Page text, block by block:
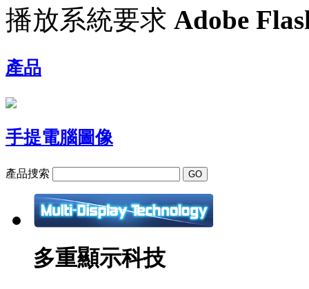
播放系統要求 Adobe
產品
手提電腦圖像
產品捜索
多重顯示科技